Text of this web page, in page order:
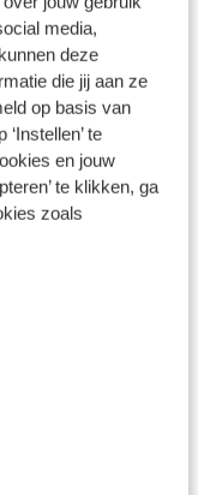
media,
deze
die jij aan ze
op basis van
te
en jouw
te klikken, ga
zoals
€ -21.840